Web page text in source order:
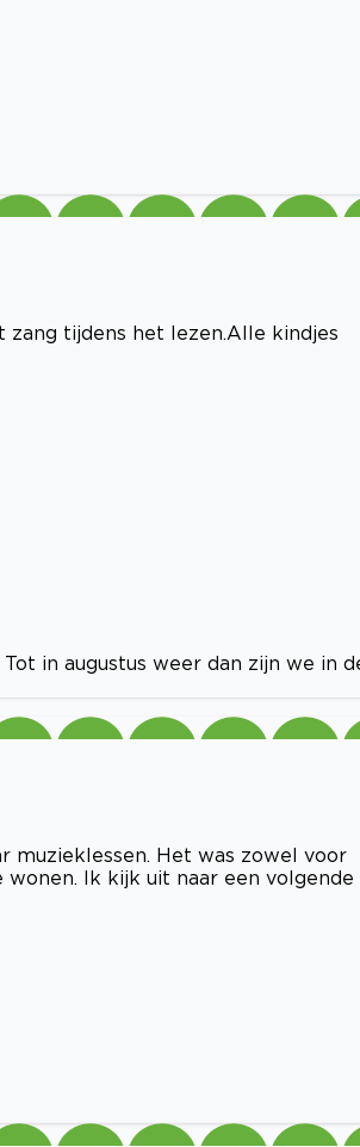
tijdens het lezen.Alle kindjes
in augustus weer dan zijn we in
muzieklessen. Het was zowel voor
Ik kijk uit naar een volgende